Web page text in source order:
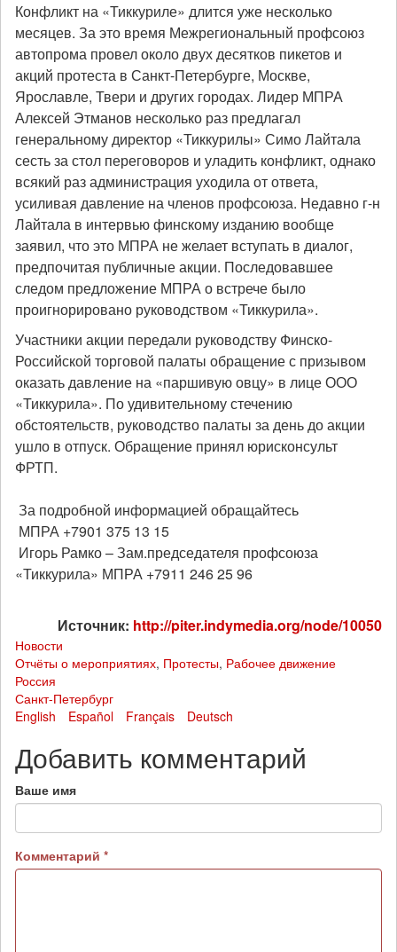
Конфликт на «Тиккуриле» длится уже несколько
месяцев. За это время Межрегиональный профсоюз
автопрома провел около двух десятков пикетов и
акций протеста в Санкт-Петербурге, Москве,
Ярославле, Твери и других городах. Лидер МПРА
Алексей Этманов несколько раз предлагал
генеральному директор «Тиккурилы» Симо Лайтала
сесть за стол переговоров и уладить конфликт, однако
всякий раз администрация уходила от ответа,
усиливая давление на членов профсоюза. Недавно г-н
Лайтала в интервью финскому изданию вообще
заявил, что это МПРА не желает вступать в диалог,
предпочитая публичные акции. Последовавшее
следом предложение МПРА о встрече было
проигнорировано руководством «Тиккурила».
Участники акции передали руководству Финско-
Российской торговой палаты обращение с призывом
оказать давление на «паршивую овцу» в лице ООО
«Тиккурила». По удивительному стечению
обстоятельств, руководство палаты за день до акции
ушло в отпуск. Обращение принял юрисконсульт
ФРТП.
За подробной информацией обращайтесь
МПРА +7901 375 13 15
Игорь Рамко – Зам.председателя профсоюза
«Тиккурила» МПРА +7911 246 25 96
Источник: http://piter.indymedia.org/node/10050
Новости
Отчёты о мероприятиях, Протесты, Рабочее движение
Россия
Санкт-Петербург
English
Español Français Deutsch
Добавить комментарий
Ваше имя
Комментарий *